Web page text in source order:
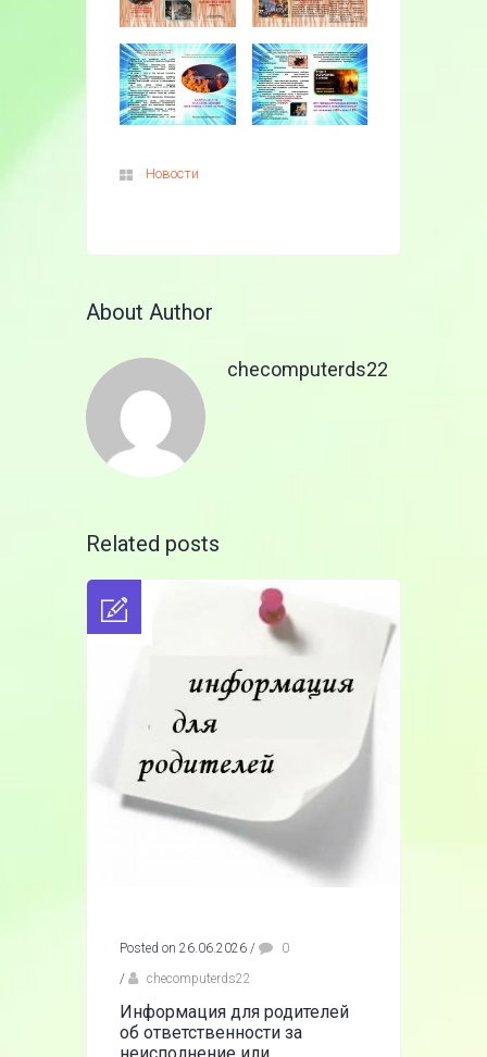
Новости
About Author
checomputerds22
Related posts
Posted on 26.06.2026 /
0
/
checomputerds22
Информация для родителей
об ответственности за